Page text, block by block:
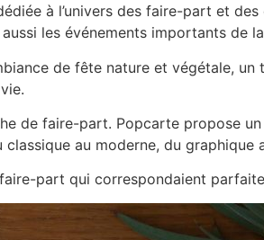
à l’univers des faire-part et
les événements importants de
de fête nature et végétale,
de faire-part. Popcarte propose
au moderne, du graphique
part qui correspondaient